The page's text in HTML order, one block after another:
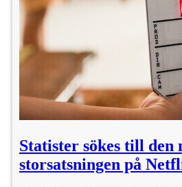
Statister sökes till den
storsatsningen på